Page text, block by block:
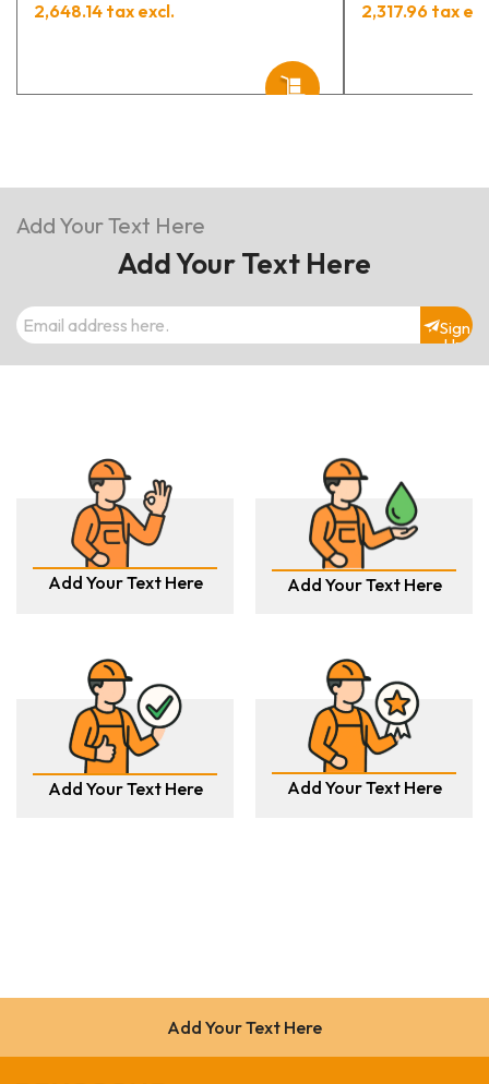
2,648.14 tax excl. 2,317.96 tax
Add Your Text Here
Add Your Text Here
Sign
Up
Add Your Text Here Add Your Text Here
Add Your Text Here Add Your Text Here
Add Your Text Here